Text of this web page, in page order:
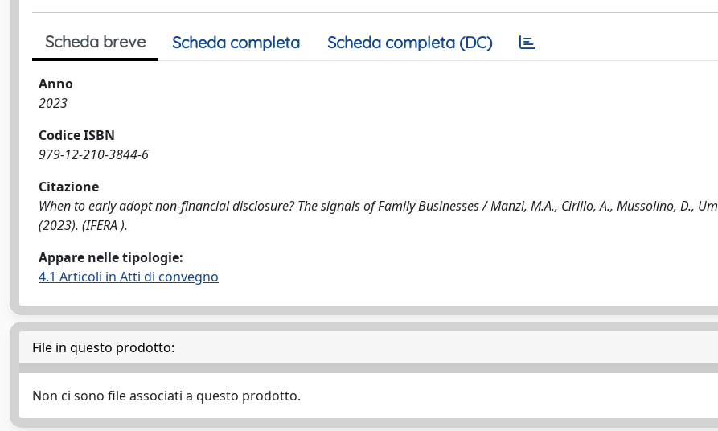
Scheda breve Scheda completa Scheda completa (DC)
Anno
2023
Codice ISBN
979-12-210-3844-6
Citazione
When to early adopt non-financial disclosure? The signals of Family Businesses / Manzi, M.A., Cirillo, A., Mussolino, D.,
(2023). (IFERA ).
Appare nelle tipologie:
4.1 Articoli in Atti di convegno
File in questo prodotto:
Non ci sono file associati a questo prodotto.